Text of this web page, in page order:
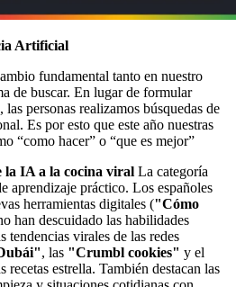
Artificial
fundamental tanto en nuestro
de buscar. En lugar de formular
personas realizamos búsquedas de
Es por esto que este año nuestras
“como hacer” o “que es mejor”
la IA a la cocina viral La categoría
aprendizaje práctico. Los españoles
herramientas digitales ("Cómo
han descuidado las habilidades
tendencias virales de las redes
, las "Crumbl cookies" y el
recetas estrella. También destacan las